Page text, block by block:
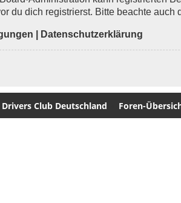
du dich registrierst. Bitte beachte
Datenschutzerklärung
Club Deutschland Foren-